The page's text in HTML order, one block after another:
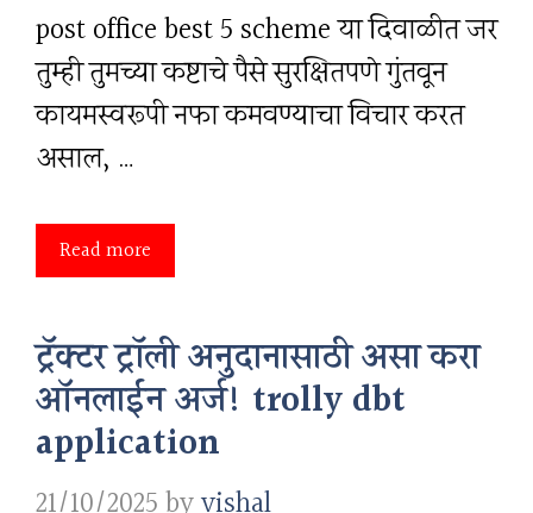
post office best 5 scheme या दिवाळीत जर
तुम्ही तुमच्या कष्टाचे पैसे सुरक्षितपणे गुंतवून
कायमस्वरूपी नफा कमवण्याचा विचार करत
असाल, …
Read more
ट्रॅक्टर ट्रॉली अनुदानासाठी असा करा
ऑनलाईन अर्ज! trolly dbt
application